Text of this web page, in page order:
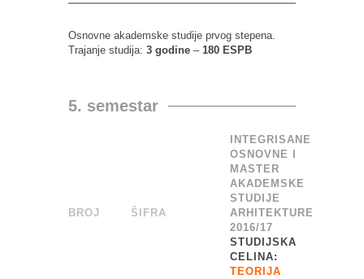
Osnovne akademske studije prvog stepena.
Trajanje studija: 3 godine – 180 ESPB
5. semestar
BROJ ŠIFRA
INTEGRISANE
OSNOVNE I
MASTER
AKADEMSKE
STUDIJE
ARHITEKTURE
2016/17
STUDIJSKA
CELINA:
TEORIJA